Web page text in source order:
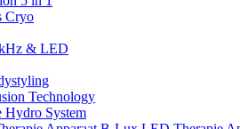
Cryo
& LED
Technology
Hydro System